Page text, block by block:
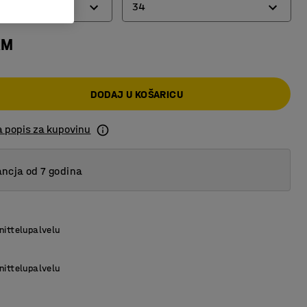
34
DODAJ U KOŠARICU
popis za kupovinu
od 7 godina